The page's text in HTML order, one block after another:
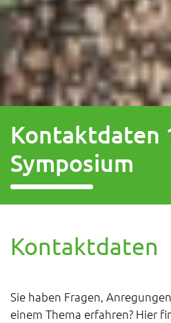
Kontaktdaten
Symposium
Kontaktdaten
Sie haben Fragen,
einem Thema erfahren? Hier